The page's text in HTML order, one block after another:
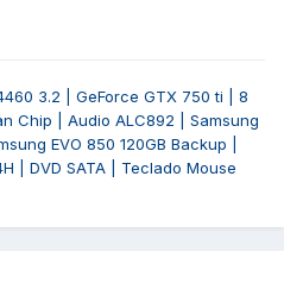
3.2 | GeForce GTX 750 ti | 8
Chip | Audio ALC892 | Samsung
EVO 850 120GB Backup |
| DVD SATA | Teclado Mouse